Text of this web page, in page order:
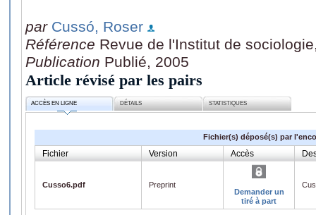
par Cussó, Roser
Référence Revue de l'Institut de
Publication Publié, 2005
Article révisé par les pairs
ACCÈS EN LIGNE DÉTAILS STATISTIQUES
Fichier(s) déposé(s) par
Fichier Version Accès
Cusso6.pdf
Preprint
Demander un
tiré à part